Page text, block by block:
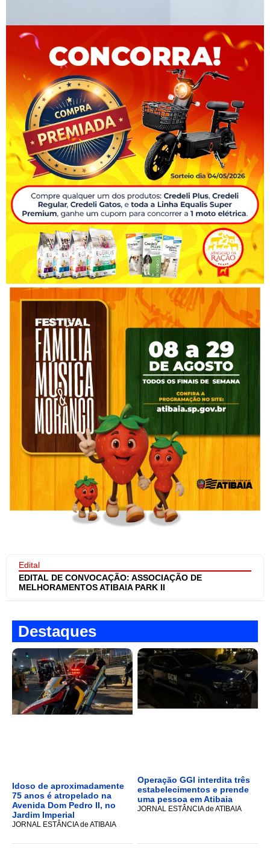
Edital
EDITAL DE CONVOCAÇÃO: ASSOCIAÇÃO DE
MELHORAMENTOS ATIBAIA PARK II
Destaques
Idoso de aproximadamente
75 anos é atropelado na
Avenida Dom Pedro II, no
Jardim Imperial
JORNAL ESTÂNCIA de ATIBAIA
Operação GGI interdita três
estabelecimentos e prende
uma pessoa em Atibaia
JORNAL ESTÂNCIA de ATIBAIA